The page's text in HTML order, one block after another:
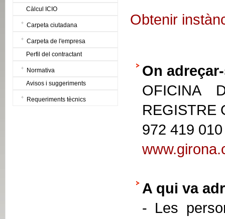
Càlcul ICIO
Carpeta ciutadana
Carpeta de l'empresa
Perfil del contractant
Normativa
Avisos i suggeriments
Requeriments tècnics
Obtenir
On
OFICINA
REGISTRE
972 419 010
A qui va
- Les